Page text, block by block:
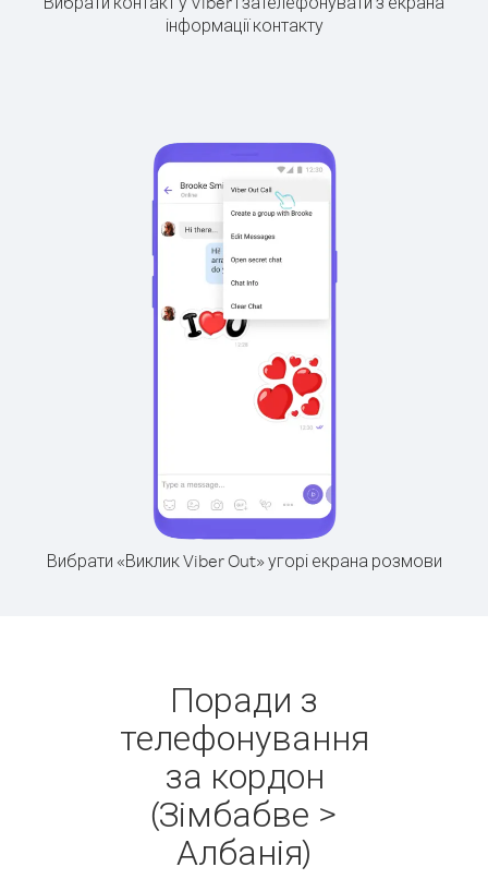
інформації контакту
Вибрати «Виклик Viber Out» угорі екрана розмови
Поради з
телефонування
за кордон
(Зімбабве >
Албанія)